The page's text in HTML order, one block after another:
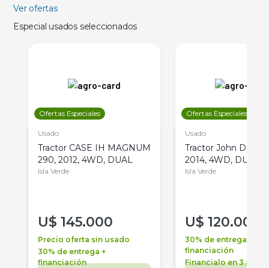
Ver ofertas
Especial usados seleccionados
Ofertas Especiales
Usado
Tractor CASE IH MAGNUM
290, 2012, 4WD, DUAL
Isla Verde
U$ 145.000
Precio oferta sin usado
30% de entrega +
financiación
Ofertas Especiales
Usado
Tractor John Deere
2014, 4WD, DUAL
Isla Verde
U$ 120.000
30% de entrega +
financiación
Financialo en 3 años